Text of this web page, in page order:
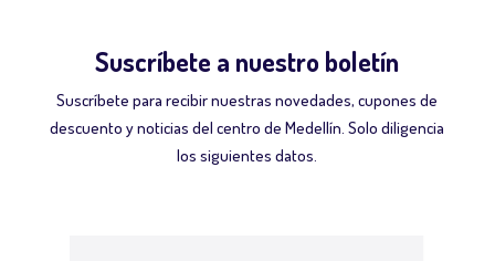
Suscríbete a nuestro boletín
Suscríbete para recibir nuestras novedades, cupones de
descuento y noticias del centro de Medellín. Solo diligencia
los siguientes datos.